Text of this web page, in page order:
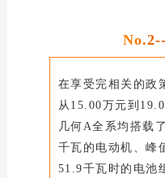
在享受完相关的政
从15.00万元到
几何A全系均搭载
千瓦的电动机、峰
51.9千瓦时的电池